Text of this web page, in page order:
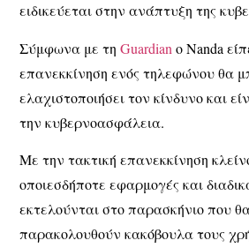
ειδικεύεται στην ανάπτυξη της
Σύμφωνα με τη Guardian o Nanda
επανεκκίνηση ενός τηλεφώνου θα
ελαχιστοποιήσει τον κίνδυνο και
την κυβερνοασφάλεια.
Με την τακτική επανεκκίνηση
οποιεσδήποτε εφαρμογές και
εκτελούνται στο παρασκήνιο που
παρακολουθούν κακόβουλα τους